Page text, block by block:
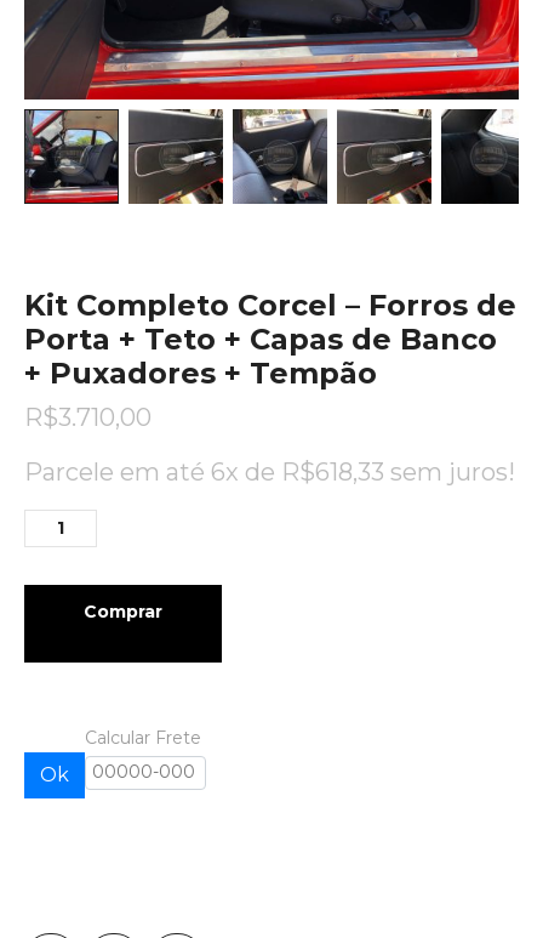
Kit Completo Corcel – Forros de
Porta + Teto + Capas de Banco
+ Puxadores + Tempão
R$3.710,00
Parcele em até 6x de R$618,33 sem juros!
Comprar
Calcular Frete
Ok